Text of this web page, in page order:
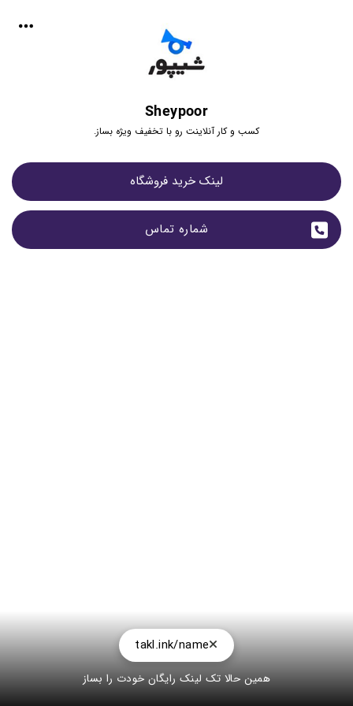
Sheypoor
کسب و کار آنلاینت رو با تخفیف ویژه بساز.
لینک خرید فروشگاه
شماره تماس
takl.ink/name
همین حالا تک لینک رایگان خودت را بساز